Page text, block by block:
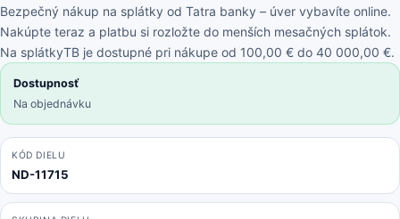
-
Batériový
Kryt
(Frost
-
5600220O16U00
Genuine
Service
Pack
Bezpečný nákup na splátky od Tatra banky – úver vybavíte online.
Nakúpte teraz a platbu si rozložte do menších mesačných splátok.
Na splátkyTB je dostupné pri nákupe od 100,00 € do 40 000,00 €.
Dostupnosť
Na objednávku
KÓD DIELU
ND-11715